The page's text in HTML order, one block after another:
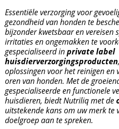
Essentiële verzorging voor
gezondheid van honden te
bijzonder kwetsbaar en vereisen
irritaties en ongemakken te
gespecialiseerd inprivate label
huisdierverzorgingsproducten
oplossingen voor het reinigen en
oren van honden. Met de
gespecialiseerde en functionele
huisdieren, biedt Nutriliq met de
uitstekende kans om uw merk te
doelgroep aan te spreken.